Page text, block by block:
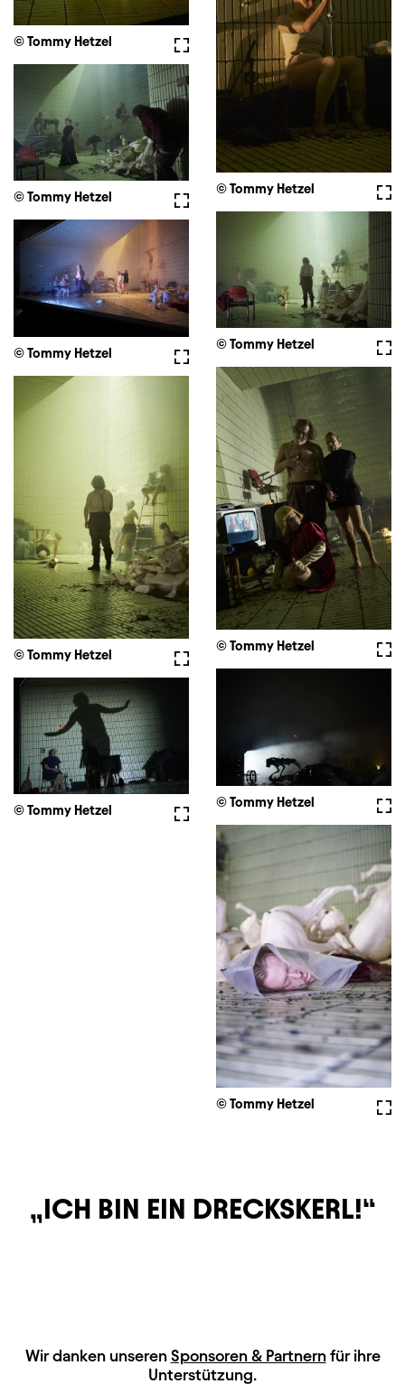
Vollbild
© Tommy Hetzel
© Tommy Hetzel
Vollbild
© Tommy Hetzel
© Tommy Hetzel
Vollbild
© Tommy Hetzel
© Tommy Hetzel
Vollbild
© Tommy Hetzel
© Tommy Hetzel
Vollbild
© Tommy Hetzel
© Tommy Hetzel
ICH BIN EIN DRECKSKERL!
HAUPTSPONSOREN
Wir danken unseren Sponsoren & Partnernfür ihre
Unterstützung.